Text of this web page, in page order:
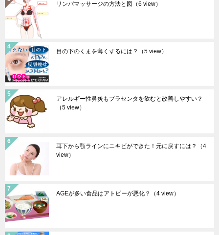
リンパマッサージの方法と図 （6 view）
目の下のくまを薄くするには？ （5 view）
アレルギー性鼻炎もプラセンタを飲むと改善しやすい？
（5 view）
耳下から顎ラインにニキビができた！元に戻すには？
（4
view）
AGEが多い食品はアトピーが悪化？ （4 view）